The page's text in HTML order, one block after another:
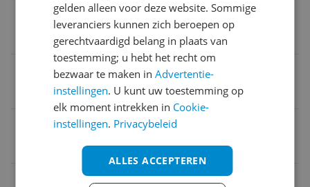
Type opbergcase
Verpakking breedte
16,4 cm
Type drager
Verpakking hoogte
gelden alleen voor deze website. Sommige
leveranciers kunnen zich beroepen op
gerechtvaardigd belang in plaats van
toestemming; u hebt het recht om
bezwaar te maken inAdvertentie-
instellingen. U kunt uw toestemming op
elk moment intrekken in Cookie-
instellingen. Privacybeleid
ALLES ACCEPTEREN